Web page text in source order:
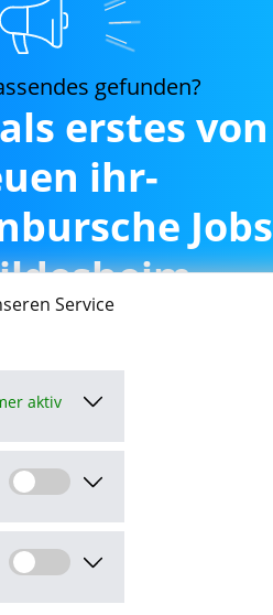
Service
aktiv
gefunden?
erstes von
ihr-
Jobs
aktivieren
Agent aktivieren" stimme ich den